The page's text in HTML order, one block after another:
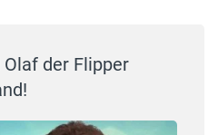
der Flipper